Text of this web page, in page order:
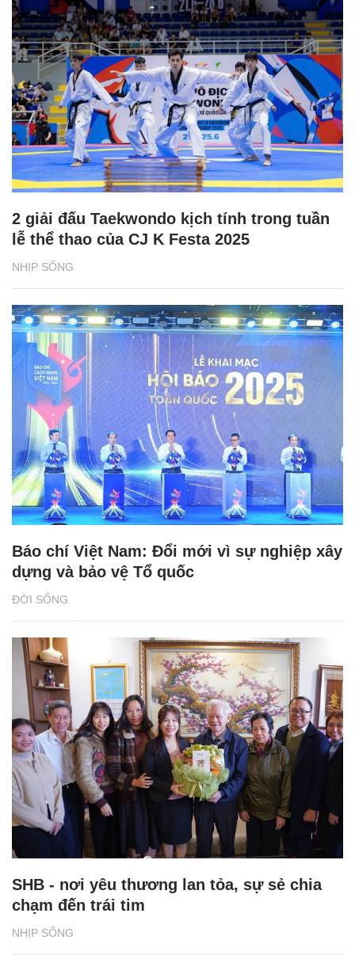
NHỊP SỐNG
2 giải đấu Taekwondo kịch tính trong tuần
lễ thể thao của CJ K Festa 2025
ĐỜI SỐNG
Báo chí Việt Nam: Đổi mới vì sự nghiệp xây
dựng và bảo vệ Tổ quốc
NHỊP SỐNG
SHB - nơi yêu thương lan tỏa, sự sẻ chia
chạm đến trái tim